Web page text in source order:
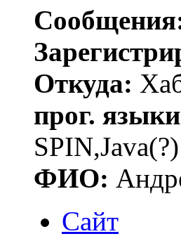
Откуда:
прог.
SPIN,Java(?)
ФИО:
Сайт